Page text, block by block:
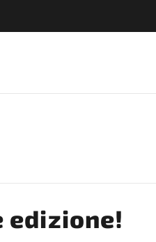
edizione!